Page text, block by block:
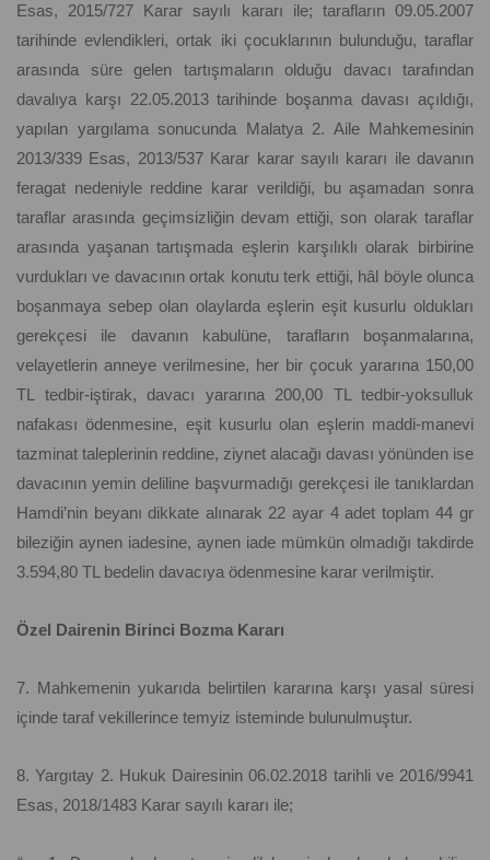
Esas, 2015/727 Karar sayılı kararı ile; tarafların 09.05.2007
tarihinde evlendikleri, ortak iki çocuklarının bulunduğu, taraflar
arasında süre gelen tartışmaların olduğu davacı tarafından
davalıya karşı 22.05.2013 tarihinde boşanma davası açıldığı,
yapılan yargılama sonucunda Malatya 2. Aile Mahkemesinin
2013/339 Esas, 2013/537 Karar karar sayılı kararı ile davanın
feragat nedeniyle reddine karar verildiği, bu aşamadan sonra
taraflar arasında geçimsizliğin devam ettiği, son olarak taraflar
arasında yaşanan tartışmada eşlerin karşılıklı olarak birbirine
vurdukları ve davacının ortak konutu terk ettiği, hâl böyle olunca
boşanmaya sebep olan olaylarda eşlerin eşit kusurlu oldukları
gerekçesi ile davanın kabulüne, tarafların boşanmalarına,
velayetlerin anneye verilmesine, her bir çocuk yararına 150,00
TL tedbir-iştirak, davacı yararına 200,00 TL tedbir-yoksulluk
nafakası ödenmesine, eşit kusurlu olan eşlerin maddi-manevi
tazminat taleplerinin reddine, ziynet alacağı davası yönünden ise
davacının yemin deliline başvurmadığı gerekçesi ile tanıklardan
Hamdi’nin beyanı dikkate alınarak 22 ayar 4 adet toplam 44 gr
bileziğin aynen iadesine, aynen iade mümkün olmadığı takdirde
3.594,80 TL bedelin davacıya ödenmesine karar verilmiştir.
Özel Dairenin Birinci Bozma Kararı
7. Mahkemenin yukarıda belirtilen kararına karşı yasal süresi
içinde taraf vekillerince temyiz isteminde bulunulmuştur.
8. Yargıtay 2. Hukuk Dairesinin 06.02.2018 tarihli ve 2016/9941
Esas, 2018/1483 Karar sayılı kararı ile;